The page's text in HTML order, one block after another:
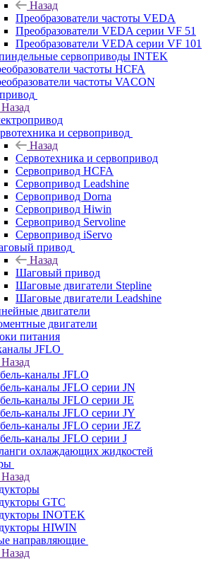
Назад
Преобразователи частоты VEDA
Преобразователи VEDA серии VF 51
Преобразователи VEDA серии VF 101
сервоприводы INTEK
частоты HCFA
частоты VACON
Назад
и сервопривод
Назад
Сервотехника и сервопривод
Сервопривод HCFA
Сервопривод Leadshine
Сервопривод Dorna
Сервопривод Hiwin
Сервопривод Servoline
Сервопривод iServo
привод
Назад
Шаговый привод
Шаговые двигатели Stepline
Шаговые двигатели Leadshine
двигатели
двигатели
питания
JFLO
Назад
каналы JFLO
каналы JFLO серии JN
каналы JFLO серии JE
каналы JFLO серии JY
каналы JFLO серии JEZ
каналы JFLO серии J
охлаждающих жидкостей
Назад
GTC
INOTEK
HIWIN
направляющие
Назад